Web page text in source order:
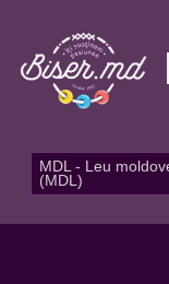
content
MDL - Leu
(MDL)